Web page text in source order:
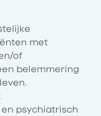
met
of
belemmering
psychiatrisch